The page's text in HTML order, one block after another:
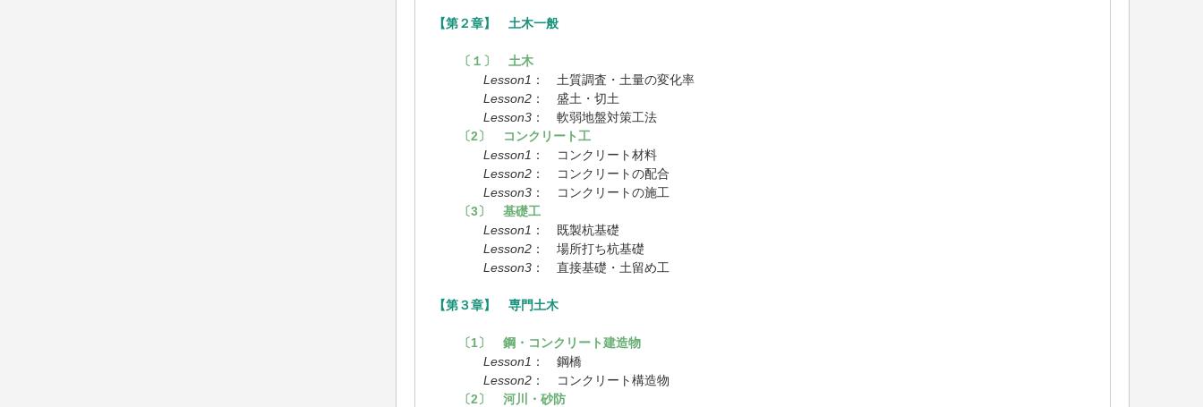
【第２章】 土木一般
〔１〕 土木
Lesson1 ： 土質調査・土量の変化率
Lesson2 ： 盛土・切土
Lesson3 ： 軟弱地盤対策工法
〔2〕 コンクリート工
Lesson1 ： コンクリート材料
Lesson2 ： コンクリートの配合
Lesson3 ： コンクリートの施工
〔3〕 基礎工
Lesson1 ： 既製杭基礎
Lesson2 ： 場所打ち杭基礎
Lesson3 ： 直接基礎・土留め工
【第３章】 専門土木
〔1〕 鋼・コンクリート建造物
Lesson1 ： 鋼橋
Lesson2 ： コンクリート構造物
〔2〕 河川・砂防